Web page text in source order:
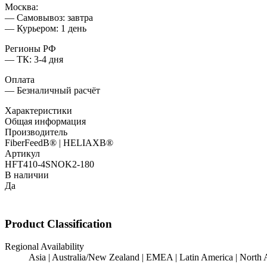
Москва:
— Самовывоз: завтра
— Курьером: 1 день
Регионы РФ
— ТК: 3-4 дня
Оплата
— Безналичный расчёт
Характеристики
Общая информация
Производитель
FiberFeedВ® | HELIAXВ®
Артикул
HFT410-4SNOK2-180
В наличии
Да
Product Classification
Regional Availability
Asia | Australia/New Zealand | EMEA | Latin America | North